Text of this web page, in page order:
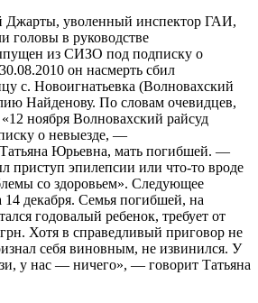
Джарты, уволенный инспектор ГАИ,
головы в руководстве
из СИЗО под подписку о
он насмерть сбил
с. Новоигнатьевка (Волновахский
Найденову. По словам очевидцев,
ноября Волновахский райсуд
о невыезде, —
Татьяна Юрьевна, мать погибшей. —
приступ эпилепсии или что-то вроде
со здоровьем». Следующее
14 декабря. Семья погибшей, на
годовалый ребенок, требует от
Хотя в справедливый приговор не
себя виновным, не извинился. У
у нас — ничего», — говорит Татьяна